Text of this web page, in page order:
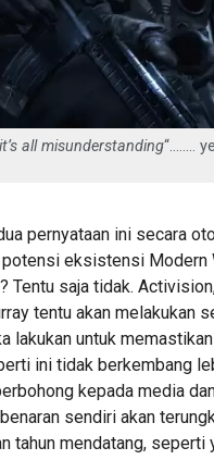
all misunderstanding“……..
pernyataan ini secara
eksistensi Modern
Tentu saja tidak.
tentu akan melakukan
lakukan untuk
ini tidak berkembang
kepada media
sendiri akan
tahun mendatang, seperti